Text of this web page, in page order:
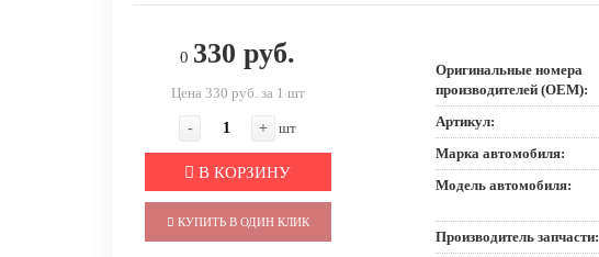
0 330 руб.
Цена 330 руб. за 1 шт
- + шт
В КОРЗИНУ
КУПИТЬ В ОДИН КЛИК
Оригинальные номера
производителей (OEM):
Артикул:
Марка автомобиля:
Модель автомобиля:
Производитель запчасти: